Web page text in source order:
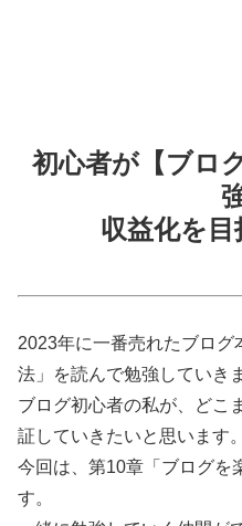
初心者が【ブロ
収益化を
2023年に一番売れたブロ
法」を読んで勉強していき
ブログ初心者の私が、どこ
証していきたいと思います。
今回は、第10章「ブログを
す。